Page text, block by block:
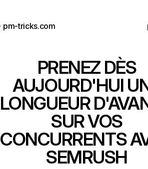
pm-tricks.com
PRENEZ DÈS
AUJOURD'HUI
LONGUEUR
SUR VOS
CONCURRENTS
SEMRUSH